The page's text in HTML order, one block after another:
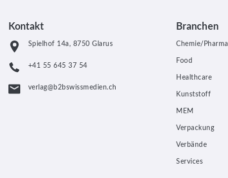
Kontakt
Spielhof 14a, 8750 Glarus
+41 55 645 37 54
verlag@b2bswissmedien.ch
Branchen
Chemie/Pharma
Food
Healthcare
Kunststoff
MEM
Verpackung
Verbände
Services